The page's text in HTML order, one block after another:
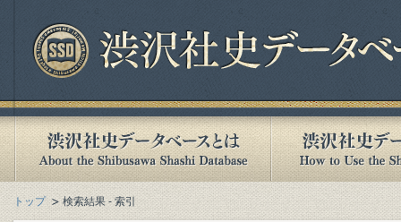
トップ 検索結果 - 索引